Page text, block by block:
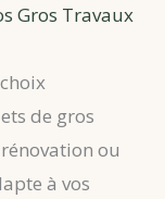
Gros Travaux
de gros
ou
à vos